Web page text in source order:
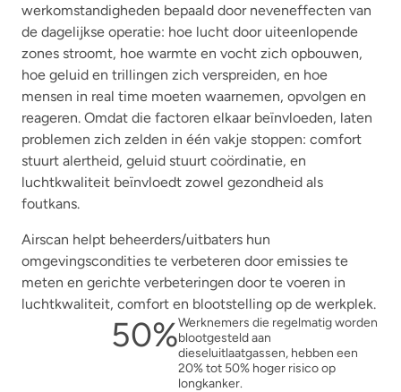
werkomstandigheden bepaald door neveneffecten van
de dagelijkse operatie: hoe lucht door uiteenlopende
zones stroomt, hoe warmte en vocht zich opbouwen,
hoe geluid en trillingen zich verspreiden, en hoe
mensen in real time moeten waarnemen, opvolgen en
reageren. Omdat die factoren elkaar beïnvloeden, laten
problemen zich zelden in één vakje stoppen: comfort
stuurt alertheid, geluid stuurt coördinatie, en
luchtkwaliteit beïnvloedt zowel gezondheid als
foutkans.
Airscan helpt beheerders/uitbaters hun
omgevingscondities te verbeteren door emissies te
meten en gerichte verbeteringen door te voeren in
luchtkwaliteit, comfort en blootstelling op de werkplek.
50%Werknemers die regelmatig worden
blootgesteld aan
dieseluitlaatgassen, hebben een
20% tot 50% hoger risico op
longkanker.